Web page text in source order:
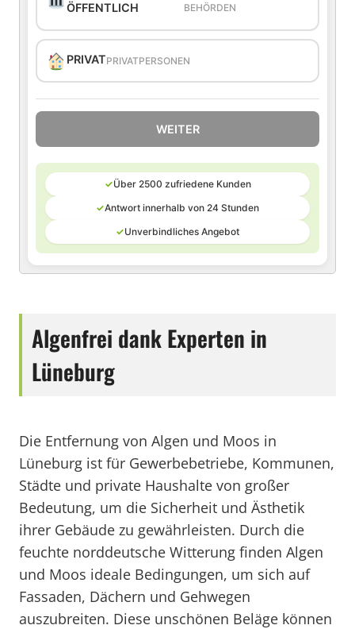
ÖFFENTLICH
BEHÖRDEN
PRIVATPRIVATPERSONEN
WEITER
✓Über 2500 zufriedene Kunden
✓Antwort innerhalb von 24 Stunden
✓Unverbindliches Angebot
Algenfrei dank Experten in
Lüneburg
Die Entfernung von Algen und Moos in
Lüneburg ist für Gewerbebetriebe, Kommunen,
Städte und private Haushalte von großer
Bedeutung, um die Sicherheit und Ästhetik
ihrer Gebäude zu gewährleisten. Durch die
feuchte norddeutsche Witterung finden Algen
und Moos ideale Bedingungen, um sich auf
Fassaden, Dächern und Gehwegen
auszubreiten. Diese unschönen Beläge können